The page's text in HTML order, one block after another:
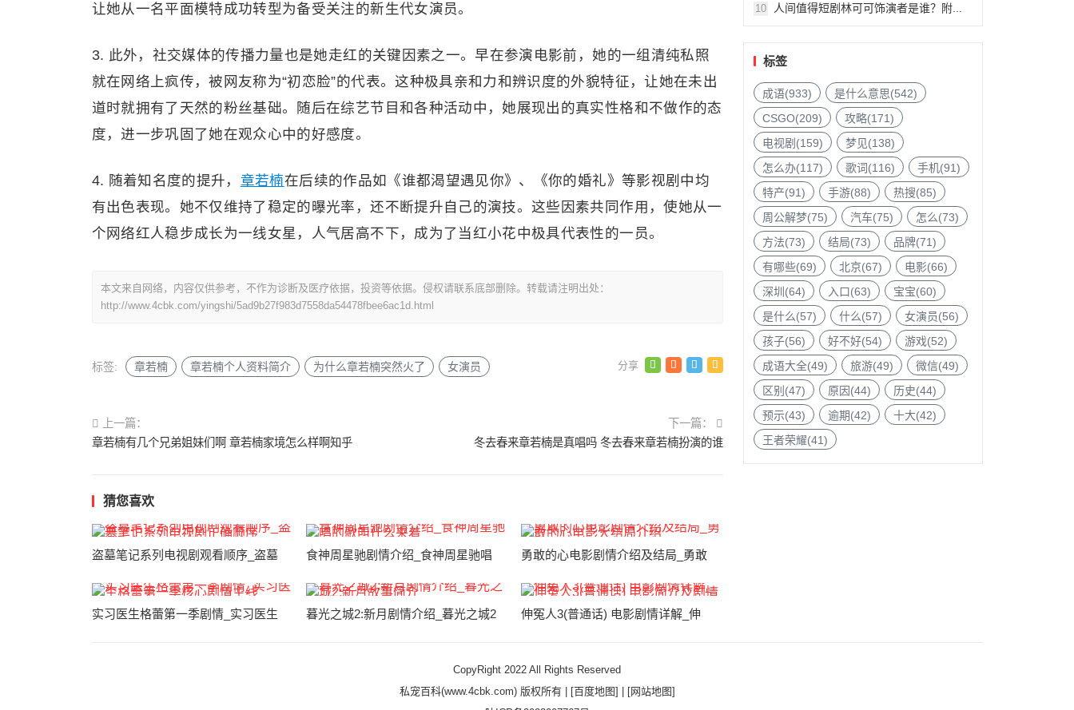
让她从一名平面模特成功转型为备受关注的新生代女演员。
3. 此外，社交媒体的传播力量也是她走红的关键因素之一。早在参演电影前，她的一组清纯私照
就在网络上疯传，被网友称为“初恋脸”的代表。这种极具亲和力和辨识度的外貌特征，让她在未出
道时就拥有了天然的粉丝基础。随后在综艺节目和各种活动中，她展现出的真实性格和不做作的态
度，进一步巩固了她在观众心中的好感度。
4. 随着知名度的提升， 章若楠在后续的作品如《谁都渴望遇见你》、《你的婚礼》等影视剧中均
有出色表现。她不仅维持了稳定的曝光率，还不断提升自己的演技。这些因素共同作用，使她从一
个网络红人稳步成长为一线女星，人气居高不下，成为了当红小花中极具代表性的一员。
本文来自网络，内容仅供参考，不作为诊断及医疗依据，投资等依据。侵权请联系底部删除。转载请注明出处：
http://www.4cbk.com/yingshi/5ad9b27f983d7558da54478fbee6ac1d.html
标签: 章若楠 章若楠个人资料简介 为什么章若楠突然火了 女演员
上一篇：
章若楠有几个兄弟姐妹们啊 章若楠家境怎么样啊知乎
下一篇：
冬去春来章若楠是真唱吗 冬去春来章若楠扮演的谁
猜您喜欢
盗墓笔记系列电视剧观看顺序_盗墓 食神周星驰剧情介绍_食神周星驰唱 勇敢的心电影剧情介绍及结局_勇敢
实习医生格蕾第一季剧情_实习医生 暮光之城2:新月剧情介绍_暮光之城2 伸冤人3(普通话) 电影剧情详解_伸
10 人间值得短剧林可可饰演者是谁？附...
标签
成语(933)
是什么意思(542)
CSGO(209)
攻略(171)
电视剧(159)
梦见(138)
怎么办(117)
歌词(116)
手机(91)
特产(91)
手游(88)
热搜(85)
周公解梦(75)
汽车(75)
怎么(73)
方法(73)
结局(73)
品牌(71)
有哪些(69)
北京(67)
电影(66)
深圳(64)
入口(63)
宝宝(60)
是什么(57)
什么(57)
女演员(56)
孩子(56)
好不好(54)
游戏(52)
成语大全(49)
旅游(49)
微信(49)
区别(47)
原因(44)
历史(44)
预示(43)
逾期(42)
十大(42)
王者荣耀(41)
CopyRight 2022 All Rights Reserved
私宠百科(www.4cbk.com) 版权所有 |
[百度地图]
[网站地图]